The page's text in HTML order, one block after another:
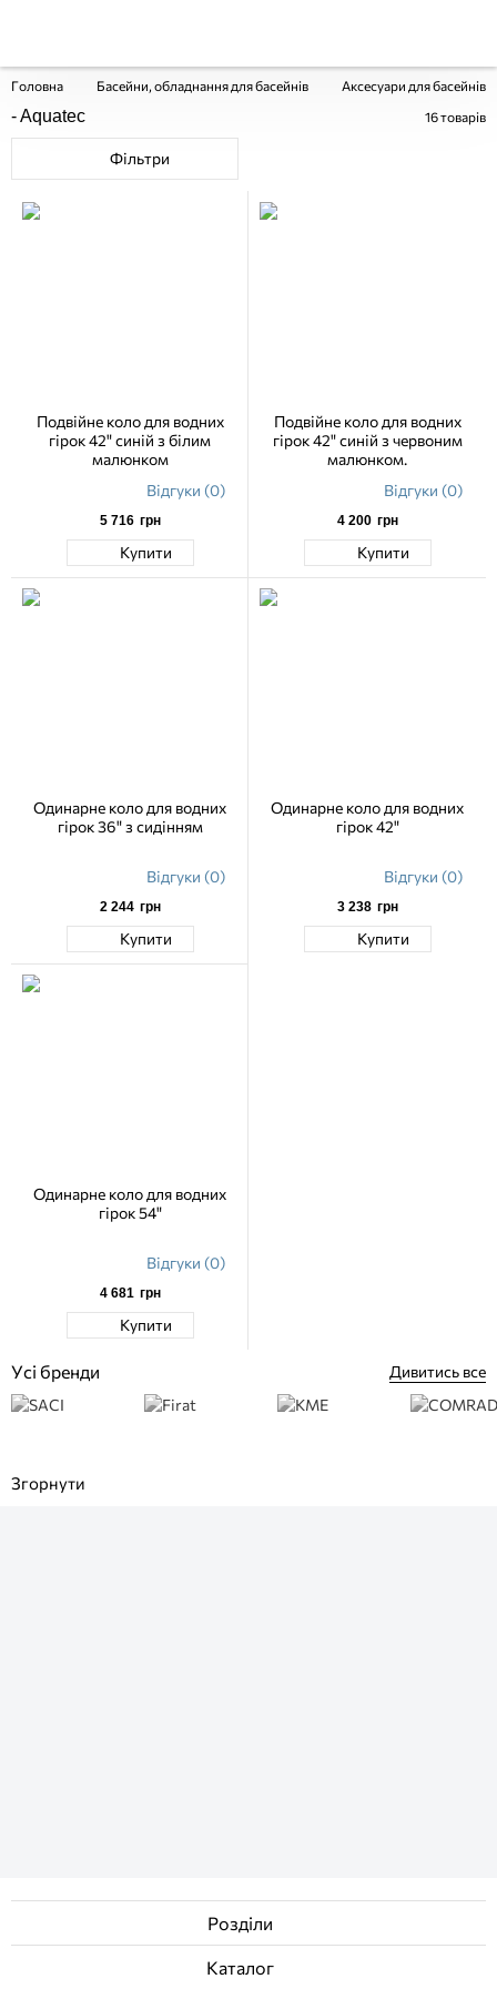
Головна Басейни, обладнання для басейнів Аксесуари для басейнів і
- Aquatec 16товарів
Фільтри
Подвійне коло для водних
гірок 42" синій з білим
малюнком
Відгуки (0)
5 716 грн
Купити
Подвійне коло для водних
гірок 42" синій з червоним
малюнком.
Відгуки (0)
4 200 грн
Купити
Одинарне коло для водних
гірок 36" з сидінням
Відгуки (0)
2 244 грн
Купити
Одинарне коло для водних
гірок 42"
Відгуки (0)
3 238 грн
Купити
Одинарне коло для водних
гірок 54"
Відгуки (0)
4 681 грн
Купити
Усі бренди Дивитись все
Розділи
Каталог